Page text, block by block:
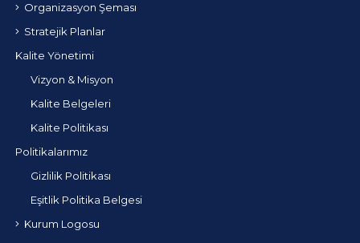
Organizasyon Şeması
Stratejik Planlar
Kalite Yönetimi
Vizyon & Misyon
Kalite Belgeleri
Kalite Politikası
Politikalarımız
Gizlilik Politikası
Eşitlik Politika Belgesi
Kurum Logosu